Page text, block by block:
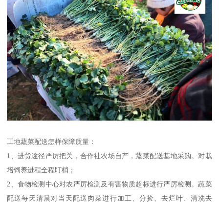
工地蔬菜配送怎样保障质量：
1、进货途径严厉把关，合作社农场自产，蔬菜配送基地采购。对栽
培饲养进程全程盯梢；
2、食物检测中心对农严厉检测及有害物质超标进行严厉检测。蔬菜
配送每天清晨对当天配送肉菜进行加工、分捡、去烂叶、清冼去